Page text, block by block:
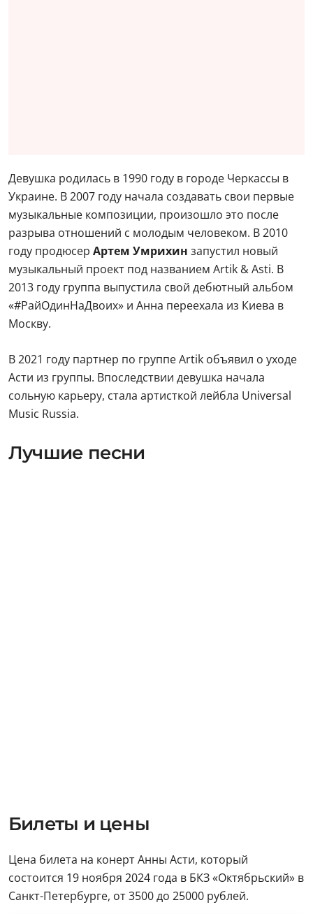
Девушка родилась в 1990 году в городе Черкассы в
Украине. В 2007 году начала создавать свои первые
музыкальные композиции, произошло это после
разрыва отношений с молодым человеком. В 2010
году продюсер Артем Умрихин запустил новый
музыкальный проект под названием Artik & Asti. В
2013 году группа выпустила свой дебютный альбом
«#РайОдинНаДвоих» и Анна переехала из Киева в
Москву.
В 2021 году партнер по группе Artik объявил о уходе
Асти из группы. Впоследствии девушка начала
сольную карьеру, стала артисткой лейбла Universal
Music Russia.
Лучшие песни
Билеты и цены
Цена билета на конерт Анны Асти, который
состоится 19 ноября 2024 года в БКЗ «Октябрьский» в
Санкт-Петербурге, от 3500 до 25000 рублей.